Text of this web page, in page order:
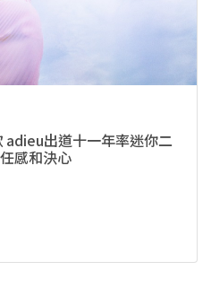
adieu出道十一年率迷你二
感和決心